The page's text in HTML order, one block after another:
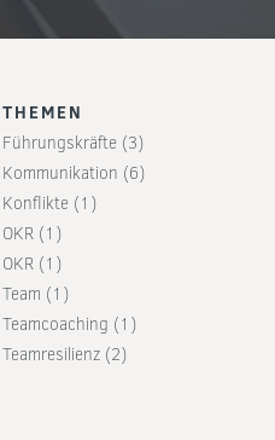
THEMEN
Führungskräfte (3)
Kommunikation (6)
Konflikte (1)
OKR(1)
OKR(1)
Team (1)
Teamcoaching (1)
Teamresilienz(2)